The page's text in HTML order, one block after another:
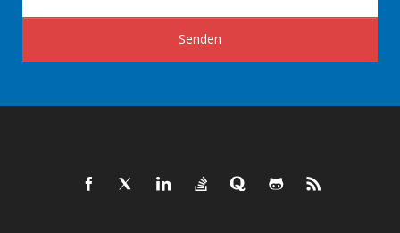
Senden